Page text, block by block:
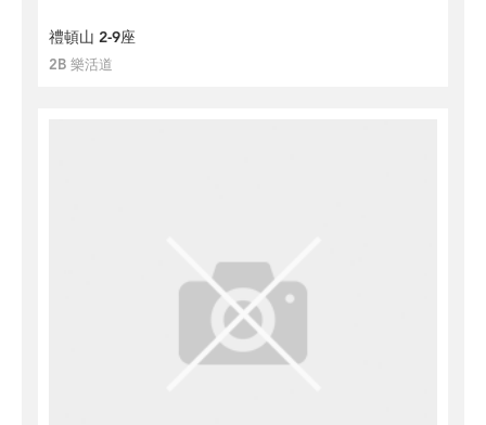
禮頓山 2-9座
2B 樂活道